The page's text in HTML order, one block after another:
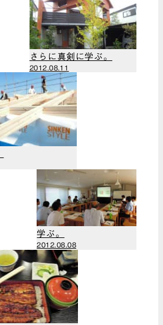
2021年9月
（1）
2021年6月
（1）
2021年5月
（1）
2021年4月
（1）
2021年3月
（3）
（2）
2020年10月
（1）
2020年9月
2020年8月
（1）
2020年5月
（1）
2020年3月
（1）
さらに真剣に学ぶ。
2012.08.11
学ぶ。
2012.08.08